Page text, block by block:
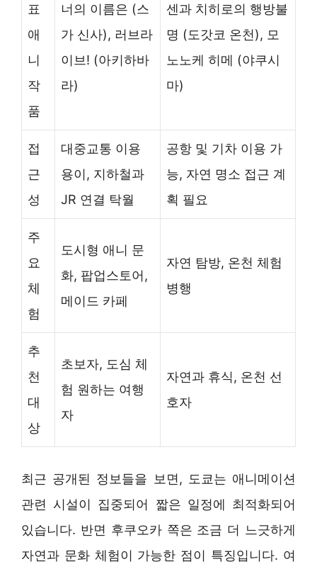
표
애
니
작
품
너의 이름은 (스
가 신사), 러브라
이브! (아키하바
라)
센과 치히로의 행방불
명 (도갓코 온천), 모
노노케 히메 (야쿠시
마)
접
근
성
대중교통 이용
용이, 지하철과
JR 연결 탁월
공항 및 기차 이용 가
능, 자연 명소 접근 계
획 필요
주
요
체
험
도시형 애니 문
화, 팝업스토어,
메이드 카페
자연 탐방, 온천 체험
병행
추
천
대
상
초보자, 도심 체
험 원하는 여행
자
자연과 휴식, 온천 선
호자
최근 공개된 정보들을 보면, 도쿄는 애니메이션
관련 시설이 집중되어 짧은 일정에 최적화되어
있습니다. 반면 후쿠오카 쪽은 조금 더 느긋하게
자연과 문화 체험이 가능한 점이 특징입니다. 여